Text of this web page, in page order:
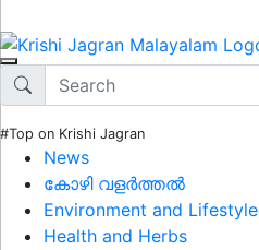
#Top on Krishi Jagran
News
കോഴി വളർത്തൽ
Environment and Lifestyle
Health and Herbs